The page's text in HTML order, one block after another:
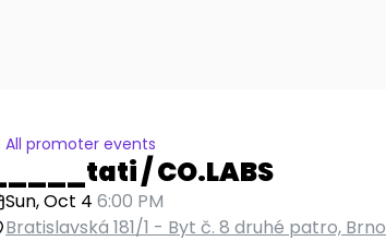
All promoter events
_____tati / CO.LABS
Sun, Oct 4 6:00 PM
Bratislavská 181/1 - Byt č. 8 druhé patro, Brno